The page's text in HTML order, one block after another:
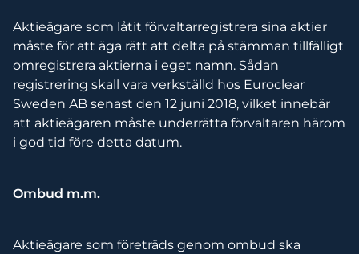
Aktieägare som låtit förvaltarregistrera sina aktier
måste för att äga rätt att delta på stämman tillfälligt
omregistrera aktierna i eget namn. Sådan
registrering skall vara verkställd hos Euroclear
Sweden AB senast den 12 juni 2018, vilket innebär
att aktieägaren måste underrätta förvaltaren härom
i god tid före detta datum.
Ombud m.m.
Aktieägare som företräds genom ombud ska